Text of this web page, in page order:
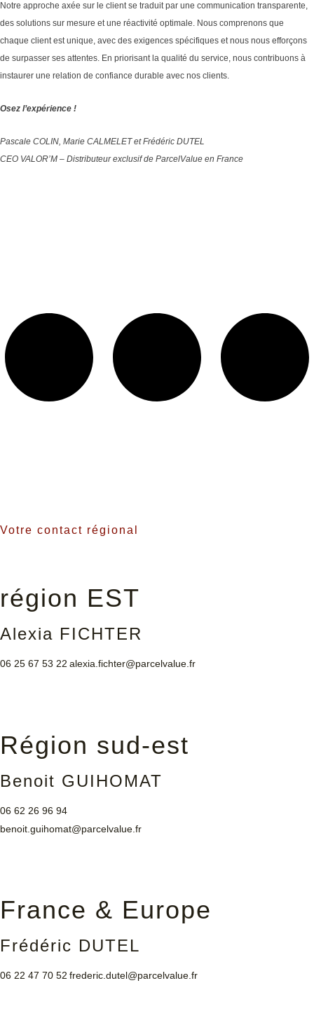
Notre approche axée sur le client se traduit par une communication transparente,
des solutions sur mesure et une réactivité optimale. Nous comprenons que
chaque client est unique, avec des exigences spécifiques et nous nous efforçons
de surpasser ses attentes. En priorisant la qualité du service, nous contribuons à
instaurer une relation de confiance durable avec nos clients.
Osez l’expérience !
Pascale COLIN, Marie CALMELET et Frédéric DUTEL
CEO VALOR’M – Distributeur exclusif de ParcelValue en France
Votre contact régional
région EST
Alexia FICHTER
06 25 67 53 22 alexia.fichter@parcelvalue.fr
Région sud-est
Benoit GUIHOMAT
06 62 26 96 94
benoit.guihomat@parcelvalue.fr
France & Europe
Frédéric DUTEL
06 22 47 70 52 frederic.dutel@parcelvalue.fr